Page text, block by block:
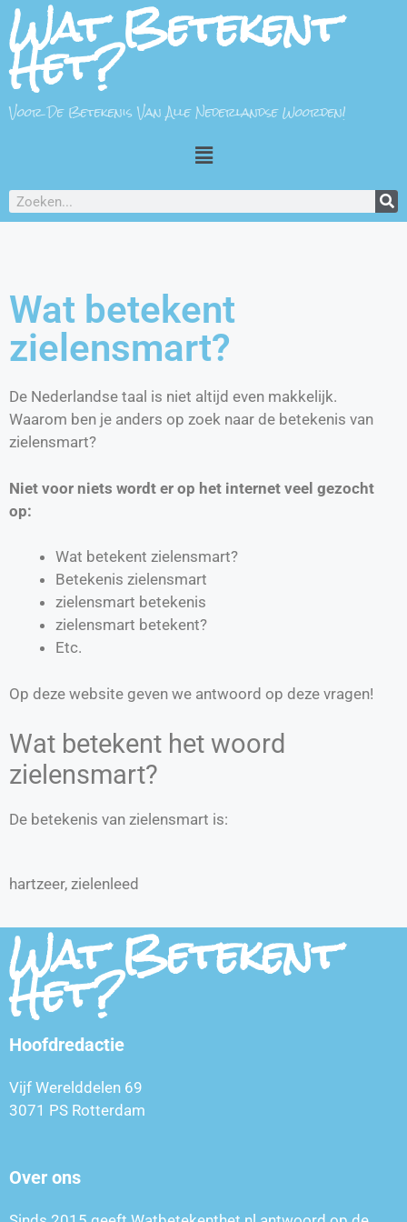
Wat Betekent
Het?
Voor De Betekenis Van Alle Nederlandse Woorden!
Wat betekent
zielensmart?
De Nederlandse taal is niet altijd even makkelijk.
Waarom ben je anders op zoek naar de betekenis van
zielensmart?
Niet voor niets wordt er op het internet veel gezocht
op:
Wat betekent zielensmart?
Betekenis zielensmart
zielensmart betekenis
zielensmart betekent?
Etc.
Op deze website geven we antwoord op deze vragen!
Wat betekent het woord
zielensmart?
De betekenis van zielensmart is:
hartzeer, zielenleed
Wat Betekent
Het?
Hoofdredactie
Vijf Werelddelen 69
3071 PS Rotterdam
Over ons